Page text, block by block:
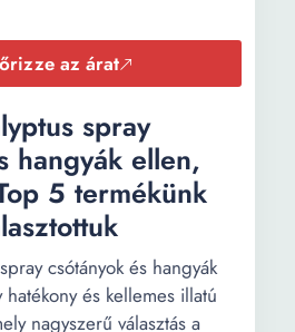
az árat
spray
hangyák ellen,
5 termékünk
csótányok és hangyák
és kellemes illatú
nagyszerű választás a